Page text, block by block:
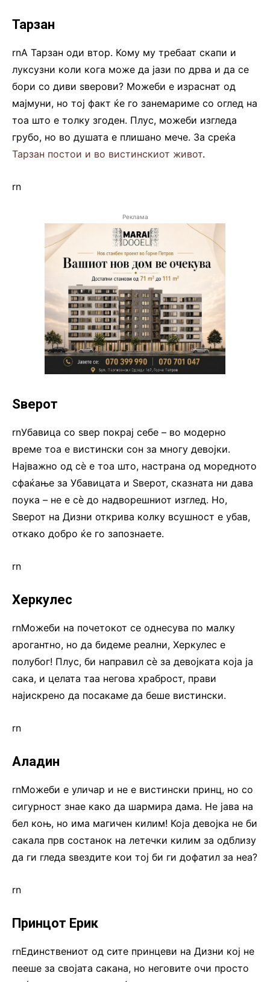
Тарзан
rnА Тарзан оди втор. Кому му требаат скапи и
луксузни коли кога може да јази по дрва и да се
бори со диви ѕверови? Можеби е израснат од
мајмуни, но тој факт ќе го занемариме со оглед на
тоа што е толку згоден. Плус, можеби изгледа
грубо, но во душата е плишано мече. За среќа
Тарзан постои и во вистинскиот живот.
rn
Реклама
Ѕверот
rnУбавица со ѕвер покрај себе – во модерно
време тоа е вистински сон за многу девојки.
Најважно од сè е тоа што, настрана од моредното
сфаќање за Убавицата и Ѕверот, сказната ни дава
поука – не е сè до надворешниот изглед. Но,
Ѕверот на Дизни открива колку всушност е убав,
откако добро ќе го запознаете.
rn
Херкулес
rnМожеби на почетокот се однесува по малку
арогантно, но да бидеме реални, Херкулес е
полубог! Плус, би направил сè за девојката која ја
сака, и целата таа негова храброст, прави
најискрено да посакаме да беше вистински.
rn
Аладин
rnМожеби е уличар и не е вистински принц, но со
сигурност знае како да шармира дама. Не јава на
бел коњ, но има магичен килим! Која девојка не би
сакала прв состанок на летечки килим за одблизу
да ги гледа ѕвездите кои тој би ги дофатил за неа?
rn
Принцот Ерик
rnЕдинствениот од сите принцеви на Дизни кој не
пееше за својата сакана, но неговите очи просто